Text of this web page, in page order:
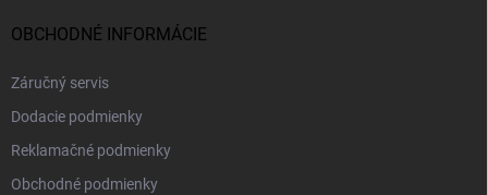
OBCHODNÉ INFORMÁCIE
Záručný servis
Dodacie podmienky
Reklamačné podmienky
Obchodné podmienky